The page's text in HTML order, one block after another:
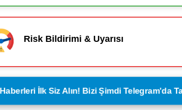
Risk Bildirimi & Uyarısı
Haberleri İlk Siz Alın! Bizi Şimdi Telegram'da